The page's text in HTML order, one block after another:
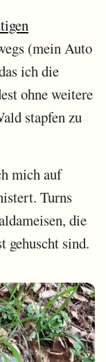
(mein Auto
ich die
ohne weitere
stapfen zu
mich auf
Turns
die
gehuscht sind.